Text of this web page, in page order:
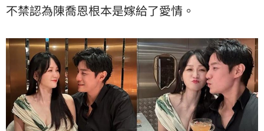
不禁認為陳喬恩根本是嫁給了愛情。